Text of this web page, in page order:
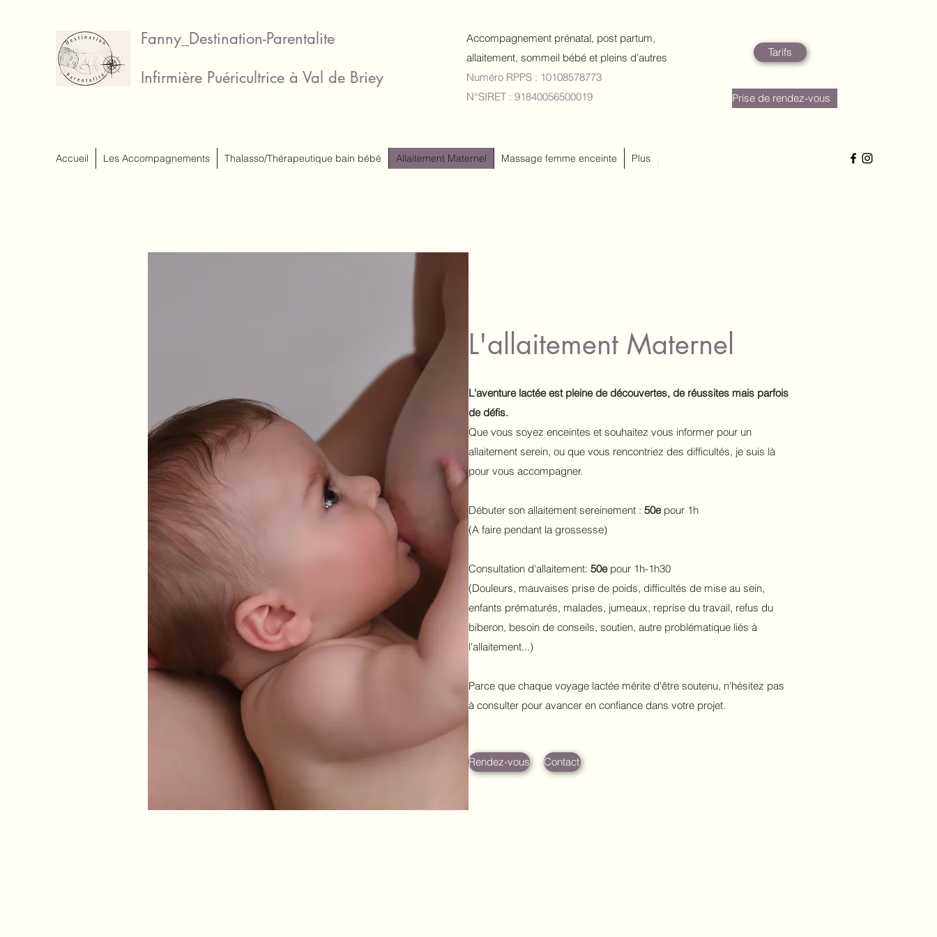
Fanny_Destination-Parentalite
Infirmière Puéricultrice à Val de Briey
Accompagnement prénatal, post partum,
allaitement, sommeil bébé et pleins d'autres
Numéro RPPS : 10108578773
N°SIRET : 91840056500019
Tarifs
Prise de rendez-vous
Accueil Les Accompagnements Thalasso/Thérapeutique bain bébé Allaitement Maternel Massage femme enceinte Plus
L'allaitement Maternel
L'aventure lactée est pleine de découvertes, de réussites mais parfois
de défis.
Que vous soyez enceintes et souhaitez vous informer pour un
allaitement serein, ou que vous rencontriez des difficultés, je suis là
pour vous accompagner.
Débuter son allaitement sereinement : 50epour 1h
(A faire pendant la grossesse)
Consultation d'allaitement: 50epour 1h-1h30
(Douleurs, mauvaises prise de poids, difficultés de mise au sein,
enfants prématurés, malades, jumeaux, reprise du travail, refus du
biberon, besoin de conseils, soutien, autre problématique liés à
l'allaitement...)
Parce que chaque voyage lactée mérite d'être soutenu, n'hésitez pas
à consulter pour avancer en confiance dans votre projet.
Rendez-vous Contact